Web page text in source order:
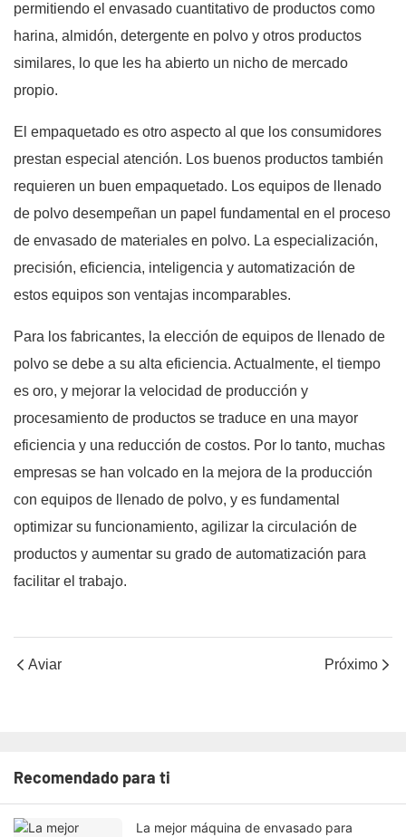
permitiendo el envasado cuantitativo de productos como
harina, almidón, detergente en polvo y otros productos
similares, lo que les ha abierto un nicho de mercado
propio.
El empaquetado es otro aspecto al que los consumidores
prestan especial atención. Los buenos productos también
requieren un buen empaquetado. Los equipos de llenado
de polvo desempeñan un papel fundamental en el proceso
de envasado de materiales en polvo. La especialización,
precisión, eficiencia, inteligencia y automatización de
estos equipos son ventajas incomparables.
Para los fabricantes, la elección de equipos de llenado de
polvo se debe a su alta eficiencia. Actualmente, el tiempo
es oro, y mejorar la velocidad de producción y
procesamiento de productos se traduce en una mayor
eficiencia y una reducción de costos. Por lo tanto, muchas
empresas se han volcado en la mejora de la producción
con equipos de llenado de polvo, y es fundamental
optimizar su funcionamiento, agilizar la circulación de
productos y aumentar su grado de automatización para
facilitar el trabajo.
Aviar Próximo
Recomendado para ti
La mejor máquina de envasado para